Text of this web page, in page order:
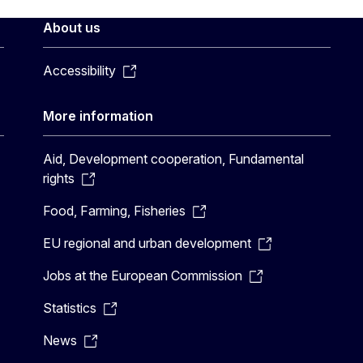
About us
Accessibility
More information
Aid, Development cooperation, Fundamental
rights
Food, Farming, Fisheries
EU regional and urban development
Jobs at the European Commission
Statistics
News